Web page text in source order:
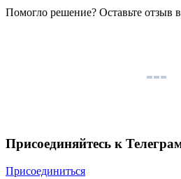
Помогло решение? Оставьте отзыв
Присоединяйтесь к
Присоединиться